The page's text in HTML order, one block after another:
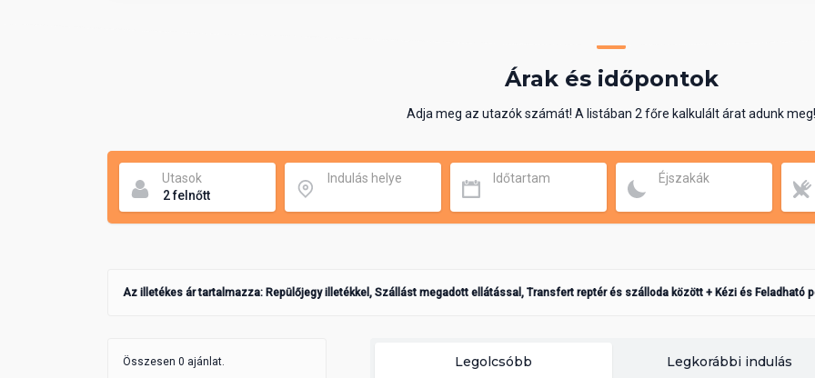
Árak és időpontok
Adja meg az utazók számát! A listában 2 főre kalkulált árat adunk meg!
Utasok Indulás helye Időtartam Éjszakák
Az illetékes ár tartalmazza: Repülőjegy illetékkel, Szállást megadott ellátással, Transfert reptér és szálloda között + Kézi és Feladható
Összesen 0 ajánlat. Legolcsóbb Legkorábbi indulás